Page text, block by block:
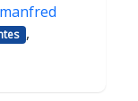
manfred
,